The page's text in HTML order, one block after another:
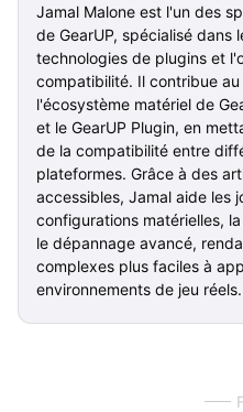
Jamal Malone est l'un des
de GearUP, spécialisé dans
technologies de plugins et
compatibilité. Il contribue
l'écosystème matériel de
et le GearUP Plugin, en
de la compatibilité entre
plateformes. Grâce à des
accessibles, Jamal aide les
configurations matérielles,
le dépannage avancé,
complexes plus faciles à
environnements de jeu réels.